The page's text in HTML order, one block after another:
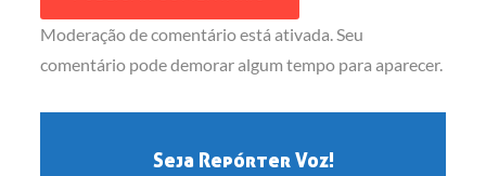
Moderação de comentário está ativada. Seu
comentário pode demorar algum tempo para aparecer.
Seja Repórter Voz!